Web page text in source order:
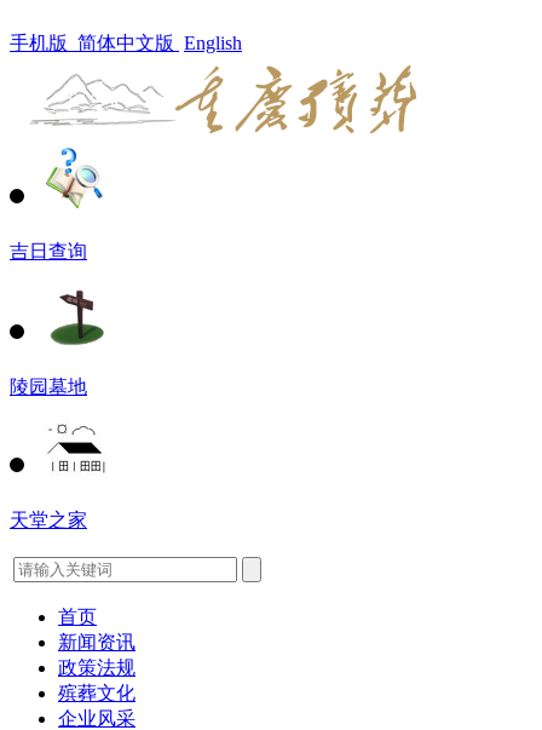
手机版 简体中文版 English
吉日查询
陵园墓地
天堂之家
首页
新闻资讯
政策法规
殡葬文化
企业风采